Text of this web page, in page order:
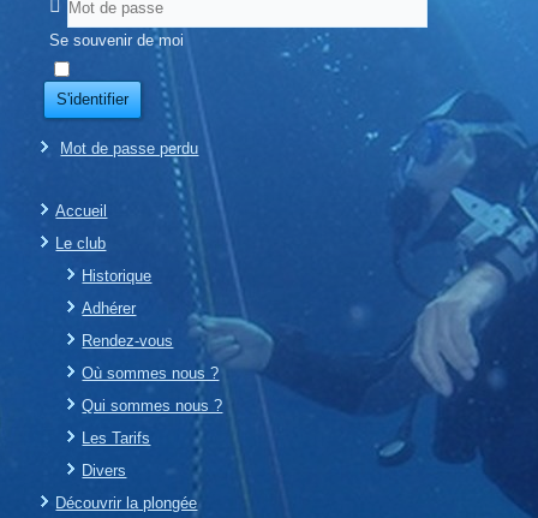
Se souvenir de moi
S'identifier
Mot de passe perdu
Accueil
Le club
Historique
Adhérer
Rendez-vous
Où sommes nous ?
Qui sommes nous ?
Les Tarifs
Divers
Découvrir la plongée